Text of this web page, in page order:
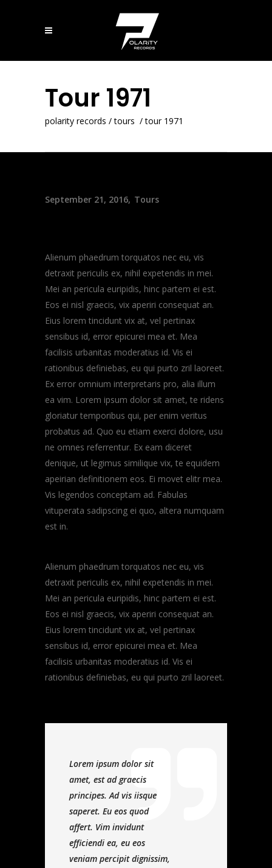
Tour 1971
polarity records /tours /tour 1971
September 21, 2016 Tours
Alienum phaedrum torquatos nec eu, vis
detraxit periculis ex, nihil expetendis in mei.
Mei an pericula euripidis, hinc partem ei est.
Eos ei nisl graecis, vix aperiri consequat an.
Eius lorem tincidunt vix at, vel pertinax
sensibus id, error epicurei mea et. Mea
facilisis urbanitas moderatius id. Vis ei
rationibus definiebas, eu qui purto zril laoreet.
Ex error omnium interpretaris pro, alia illum
ea vim. Lorem ipsum dolor sit amet, te ridens
gloriatur temporibus qui, per enim veritus
probatus ad. Quo eu etiam exerci dolore, usu
ne omnes referrentur. Ex eam diceret
denique, ut legimus similique vix, te equidem
apeirian definitionem eos. Ei movet elitr mea.
Vis legendos conceptam ad. Fabulas
vituperata sadipscing ei quo, altera numquam
est in.
Alienum phaedrum torquatos nec eu, vis
detraxit periculis ex, nihil expetendis in mei.
Mei an pericula euripidis, hinc partem ei est.
Eos ei nisl graecis, vix aperiri consequat an.
Eius lorem tincidunt vix at, vel pertinax
sensibus id, error epicurei mea et. Mea
facilisis urbanitas moderatius id. Vis ei
rationibus definiebas, eu qui purto zril laoreet.
Lorem ipsum dolor sit
amet, est ad graecis
principes. Ad vis iisque
saperet. Eu eos quod
affert. Vim invidunt
efficiendi ea, eu eos
veniam percipit dignissim,